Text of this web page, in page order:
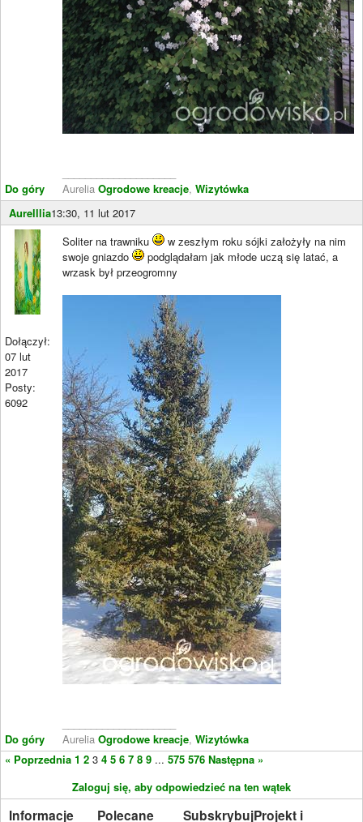
Do góry
Aurelia Ogrodowe kreacje, Wizytówka
Aurelllia13:30, 11 lut 2017
Dołączył:
07 lut
2017
Posty:
6092
Do góry
Soliter na trawniku
w zeszłym roku sójki założyły na nim
swoje gniazdo
podglądałam jak młode uczą się latać, a
wrzask był przeogromny
Aurelia Ogrodowe kreacje, Wizytówka
« Poprzednia 1 2 3 4 5 6 7 8 9 ... 575 576 Następna »
Zaloguj się, aby odpowiedzieć na ten wątek
Informacje Polecane SubskrybujProjekt i